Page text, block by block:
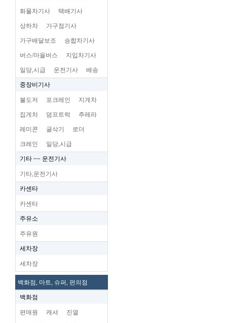
화물차기사 택배기사
상하차 가구점기사
가구배달보조 승합차기사
버스/마을버스 지입차기사
일당,시급 운전기사 배송
중장비기사
불도저 포크레인 지게차
집게차 덤프트럭 추레라
레미콘 굴삭기 로더
크레인 일당,시급
기타 ~~ 운전기사
기타,운전기사
카센타
카센타
주유소
주유원
세차장
세차장
백화점, 마트, 슈퍼, 편의점
백화점
편매원 캐셔 진열